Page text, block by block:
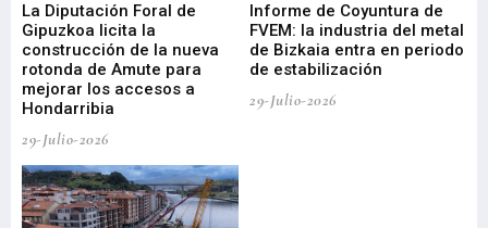
La Diputación Foral de
Gipuzkoa licita la
construcción de la nueva
rotonda de Amute para
mejorar los accesos a
Hondarribia
29-Julio-2026
Informe de Coyuntura de
FVEM: la industria del metal
de Bizkaia entra en periodo
de estabilización
29-Julio-2026